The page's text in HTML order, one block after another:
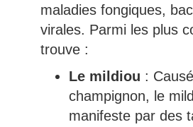
maladies fongiques,
virales. Parmi les plus
trouve :
Le mildiou :
champignon, le
manifeste par des